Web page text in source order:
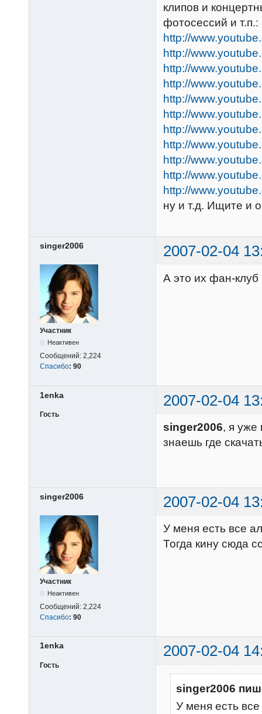
клипов и
фотосессий и т.п.:
http://
http://
http://
http://
http://
http://
http://
http://
http://
http://
http://
ну и т.д. Ищите и
singer2006 2007-02-04
Участник
Неактивен
Сообщений: 2,224
Спасибо: 90
А это их фан-
1enka 2007-02-04
Гость
singer2006, я уже
знаешь где
singer2006 2007-02-04
Участник
Неактивен
Сообщений: 2,224
Спасибо: 90
У меня есть все
Тогда кину сюда
1enka 2007-02-04
Гость
singer2006
У меня есть